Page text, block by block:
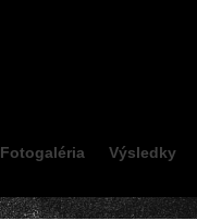
Fotogaléria Výsledky